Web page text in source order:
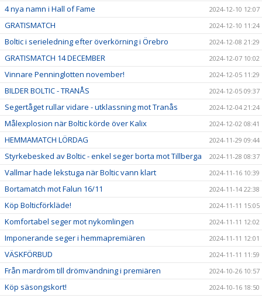
4 nya namn i Hall of Fame 2024-12-10 12:07
GRATISMATCH 2024-12-10 11:24
Boltic i serieledning efter överkörning i Örebro 2024-12-08 21:29
GRATISMATCH 14 DECEMBER 2024-12-07 10:02
Vinnare Penninglotten november! 2024-12-05 11:29
BILDER BOLTIC - TRANÅS 2024-12-05 09:37
Segertåget rullar vidare - utklassning mot Tranås 2024-12-04 21:24
Målexplosion när Boltic körde över Kalix 2024-12-02 08:41
HEMMAMATCH LÖRDAG 2024-11-29 09:44
Styrkebesked av Boltic - enkel seger borta mot Tillberga 2024-11-28 08:37
Vallmar hade lekstuga när Boltic vann klart 2024-11-16 10:39
Bortamatch mot Falun 16/11 2024-11-14 22:38
Köp Bolticförkläde! 2024-11-11 15:05
Komfortabel seger mot nykomlingen 2024-11-11 12:02
Imponerande seger i hemmapremiären 2024-11-11 12:01
VÄSKFÖRBUD 2024-11-11 11:59
Från mardröm till drömvändning i premiären 2024-10-26 10:57
Köp säsongskort! 2024-10-16 18:50